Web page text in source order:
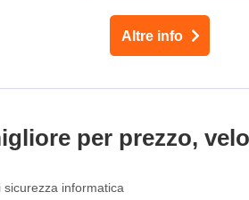
Altre info
per prezzo,
informatica